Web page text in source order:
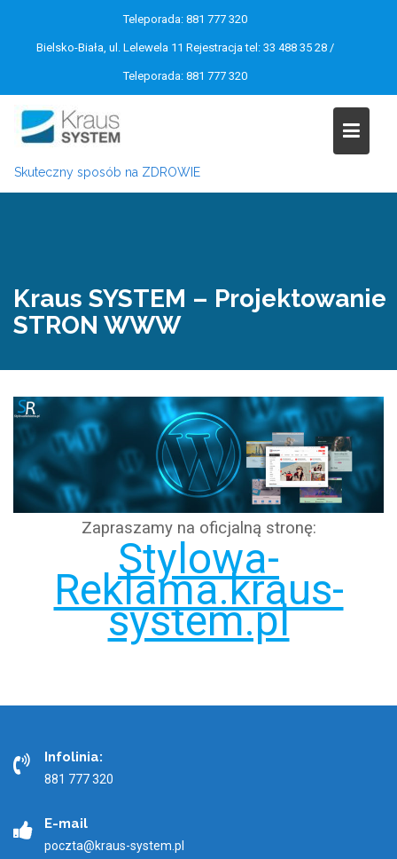
content
Teleporada: 881 777 320
Bielsko-Biała, ul. Lelewela 11 Rejestracja tel: 33 488 35 28 /
Teleporada: 881 777 320
Skuteczny sposób na ZDROWIE
Kraus SYSTEM – Projektowanie
STRON WWW
Zapraszamy na oficjalną stronę:
Stylowa-
Reklama.kraus-
system.pl
Infolinia:
881 777 320
E-mail
poczta@kraus-system.pl